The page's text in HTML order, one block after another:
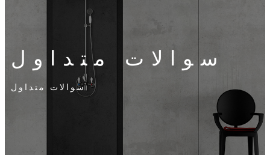
سوالات متداول
سوالات متداول